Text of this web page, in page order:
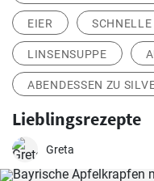
EIER SCHNELLE
LINSENSUPPE
ABENDESSEN ZU
Lieblingsrezepte
Greta